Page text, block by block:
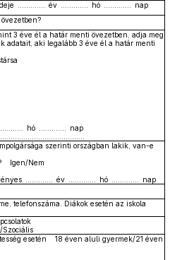
............. év ............. hó ............. nap
3 éve él a határ menti övezetben, adja meg
adatait, aki legalább 3 éve él a határ menti
hó ............. nap
szerinti országban lakik, van-e
Igen/Nem
............. év ............. hó ............. nap
telefonszáma. Diákok esetén az iskola
Szociális
esetén 18 éven aluli gyermek/21 éven